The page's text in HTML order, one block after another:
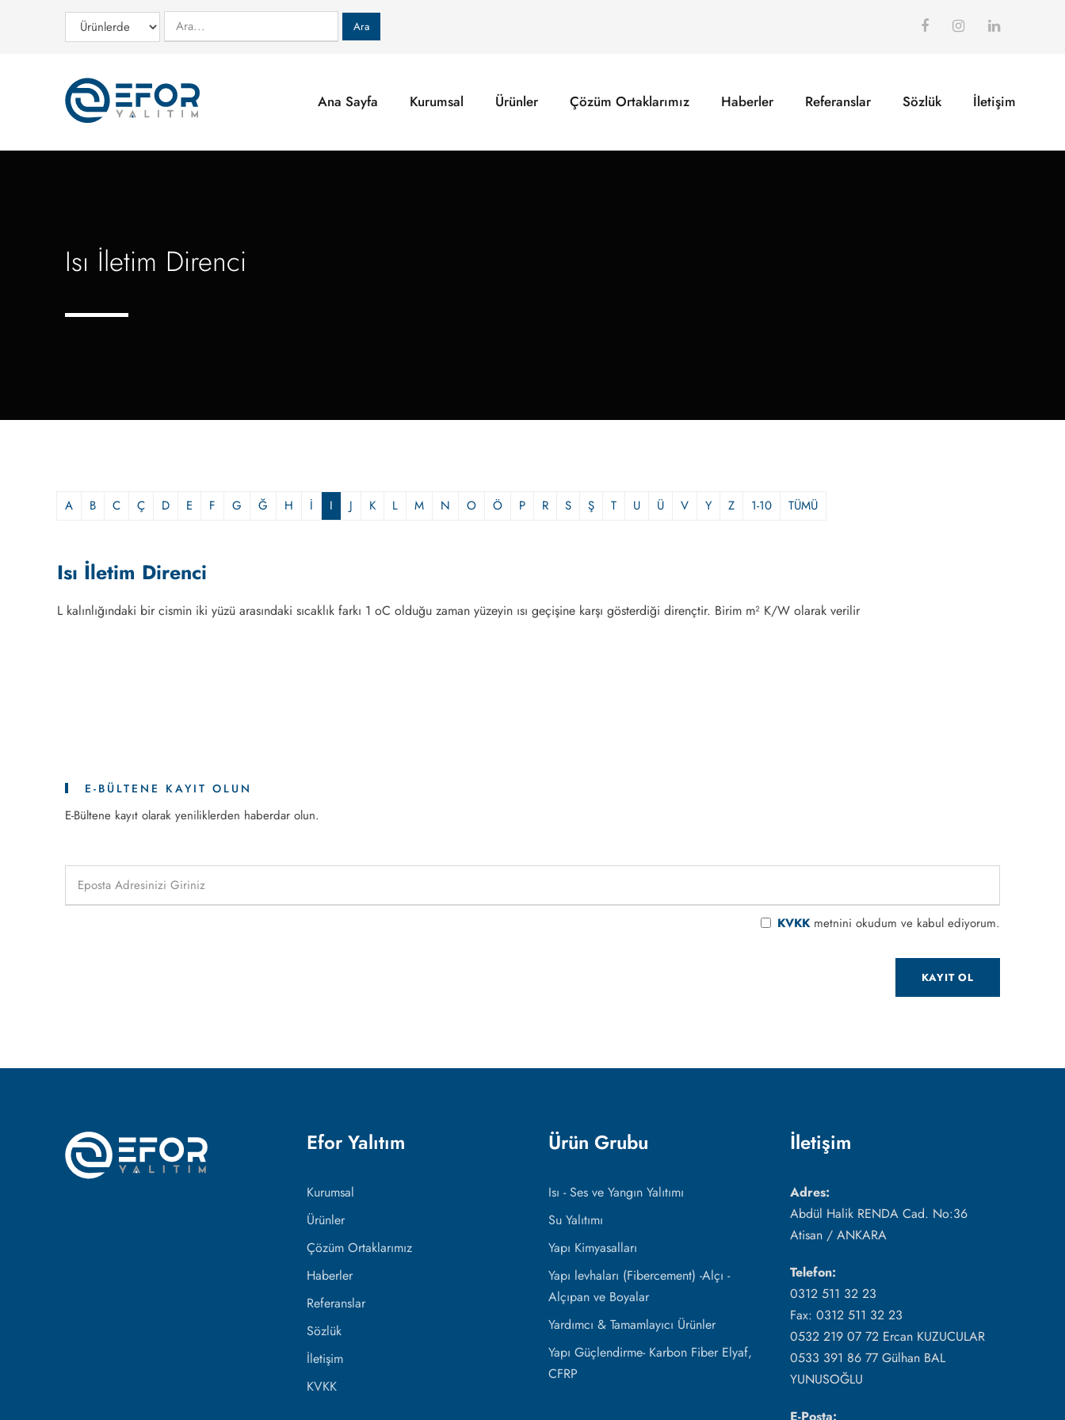
Ara
Ana Sayfa Kurumsal Ürünler Çözüm Ortaklarımız Haberler Referanslar Sözlük İletişim
Isı İletim Direnci
A B C Ç D E F G Ğ H İ I J K L M N O Ö P R S Ş T U Ü V Y Z 1-10 TÜMÜ
Isı İletim Direnci
L kalınlığındaki bir cismin iki yüzü arasındaki sıcaklık farkı 1 oC olduğu zaman yüzeyin ısı geçişine karşı gösterdiği dirençtir. Birim m² K/W olarak verilir
E-BÜLTENE KAYIT OLUN
E-Bültene kayıt olarak yeniliklerden haberdar olun.
KVKKmetnini okudum ve kabul ediyorum.
Efor Yalıtım
Kurumsal
Ürünler
Çözüm Ortaklarımız
Haberler
Referanslar
Sözlük
İletişim
KVKK
Ürün Grubu
Isı - Ses ve Yangın Yalıtımı
Su Yalıtımı
Yapı Kimyasalları
Yapı levhaları (Fibercement) -Alçı -
Alçıpan ve Boyalar
Yardımcı & Tamamlayıcı Ürünler
Yapı Güçlendirme- Karbon Fiber Elyaf,
CFRP
İletişim
Adres:
Abdül Halik RENDA Cad. No:36
Atisan / ANKARA
Telefon:
0312 511 32 23
Fax: 0312 511 32 23
0532 219 07 72 Ercan KUZUCULAR
0533 391 86 77 Gülhan BAL
YUNUSOĞLU
E-Posta: